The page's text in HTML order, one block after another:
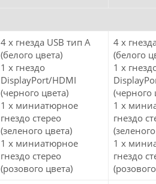
4 x гнезда USB тип А
(белого цвета)
1 x гнездо
DisplayPort/HDMI
(черного цвета)
1 x миниатюрное
гнездо стерео
(зеленого цвета)
1 x миниатюрное
гнездо стерео
(розового цвета)
4 x
(белого
1 x
(черного
1 x
гнездо
1 x
гнездо